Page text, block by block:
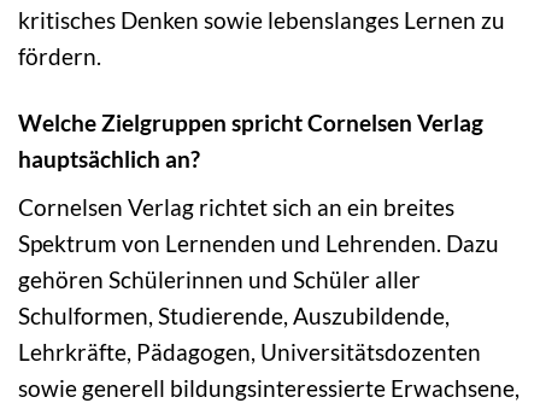
kritisches Denken sowie lebenslanges Lernen zu
fördern.
Welche Zielgruppen spricht Cornelsen Verlag
hauptsächlich an?
Cornelsen Verlag richtet sich an ein breites
Spektrum von Lernenden und Lehrenden. Dazu
gehören Schülerinnen und Schüler aller
Schulformen, Studierende, Auszubildende,
Lehrkräfte, Pädagogen, Universitätsdozenten
sowie generell bildungsinteressierte Erwachsene,